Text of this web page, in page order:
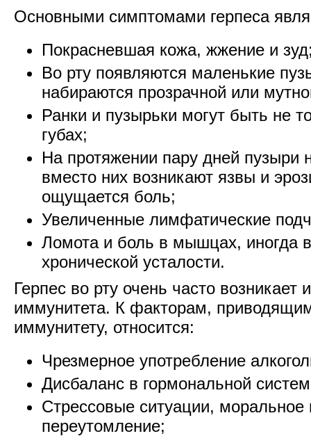
Основными симптомами герпеса
Покрасневшая кожа, жжение и
Во рту появляются маленькие
набираются прозрачной или
Ранки и пузырьки могут быть не
губах;
На протяжении пару дней пузыри
вместо них возникают язвы и
ощущается боль;
Увеличенные лимфатические
Ломота и боль в мышцах, иногда
хронической усталости.
Герпес во рту очень часто возникает
иммунитета. К факторам,
иммунитету, относится:
Чрезмерное употребление
Дисбаланс в гормональной
Стрессовые ситуации, моральное
переутомление;